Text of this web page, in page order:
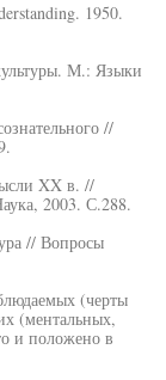
1950.
М.: Языки
//
XX в. //
2003. С.288.
// Вопросы
(черты
(ментальных,
и положено в